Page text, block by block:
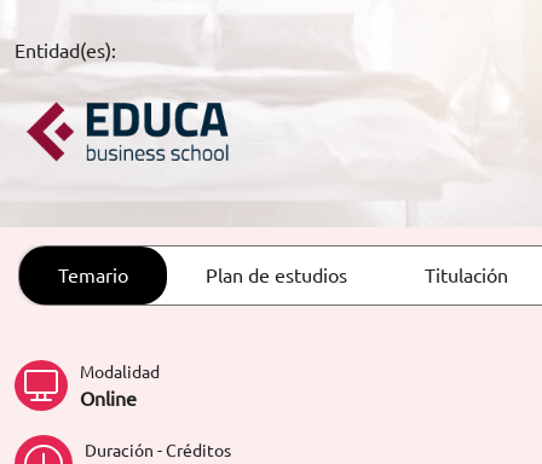
RECURSOS EDUCATIVOS
ARTÍCULOS
Entidad(es):
Temario Plan de estudios Titulación
Modalidad
Online
Duración - Créditos